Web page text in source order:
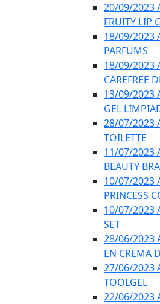
20/09/2023
FRUITY LIP
18/09/2023
PARFUMS
18/09/2023
CAREFREE
13/09/2023
GEL
28/07/2023
TOILETTE
11/07/2023
BEAUTY
10/07/2023
PRINCESS
10/07/2023
SET
28/06/2023
EN CREMA
27/06/2023
TOOLGEL
22/06/2023